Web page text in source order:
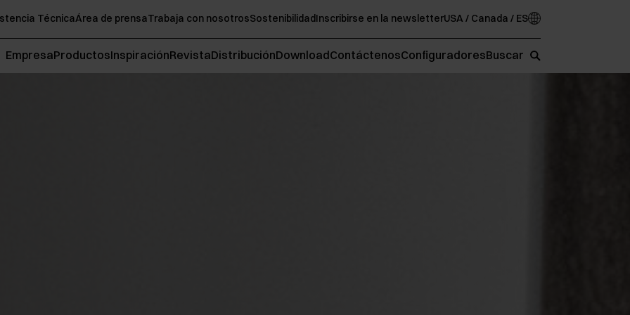
TécnicaÁrea de prensaTrabaja con nosotrosSostenibilidadInscribirse en la newsletterUSA / Canada / ES
EmpresaProductosInspiraciónRevistaDistribuciónDownloadContáctenosConfiguradoresBuscar